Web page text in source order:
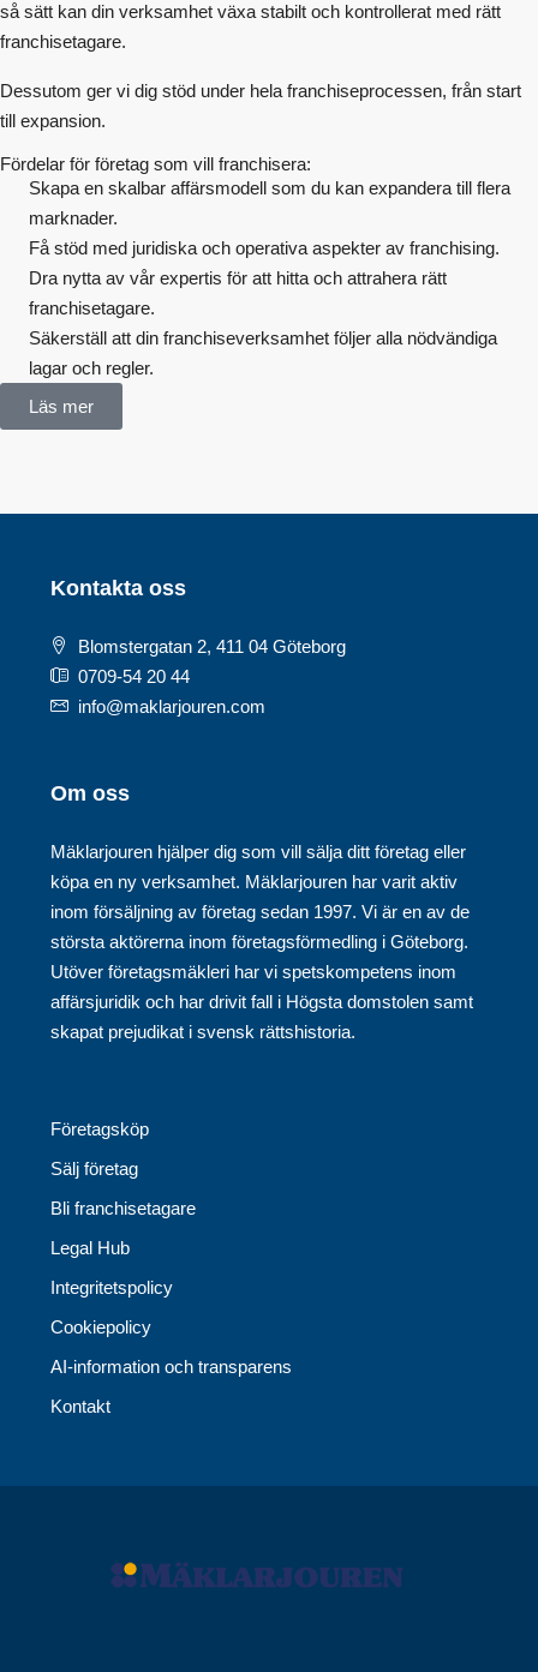
så sätt kan din verksamhet växa stabilt och kontrollerat med rätt
franchisetagare.
Dessutom ger vi dig stöd under hela franchiseprocessen, från start
till expansion.
Fördelar för företag som vill franchisera:
Skapa en skalbar affärsmodell som du kan expandera till flera
marknader.
Få stöd med juridiska och operativa aspekter av franchising.
Dra nytta av vår expertis för att hitta och attrahera rätt
franchisetagare.
Säkerställ att din franchiseverksamhet följer alla nödvändiga
lagar och regler.
Läs mer
Kontakta oss
Blomstergatan 2, 411 04 Göteborg
0709-54 20 44
info@maklarjouren.com
Om oss
Mäklarjouren hjälper dig som vill sälja ditt företag eller
köpa en ny verksamhet. Mäklarjouren har varit aktiv
inom försäljning av företag sedan 1997. Vi är en av de
största aktörerna inom företagsförmedling i Göteborg.
Utöver företagsmäkleri har vi spetskompetens inom
affärsjuridik och har drivit fall i Högsta domstolen samt
skapat prejudikat i svensk rättshistoria.
Företagsköp
Sälj företag
Bli franchisetagare
Legal Hub
Integritetspolicy
Cookiepolicy
AI-information och transparens
Kontakt